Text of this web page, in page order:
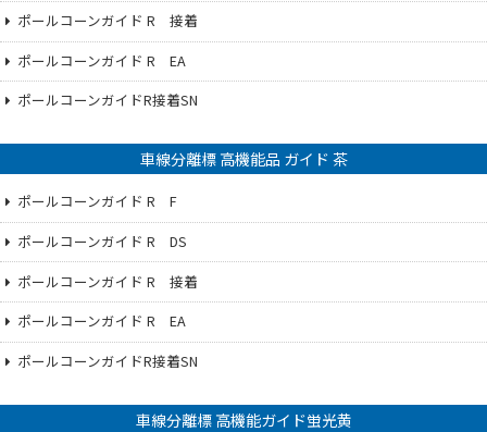
ポールコーンガイド R 接着
ポールコーンガイド R EA
ポールコーンガイドR接着SN
車線分離標 高機能品 ガイド 茶
ポールコーンガイド R F
ポールコーンガイド R DS
ポールコーンガイド R 接着
ポールコーンガイド R EA
ポールコーンガイドR接着SN
車線分離標 高機能ガイド蛍光黄